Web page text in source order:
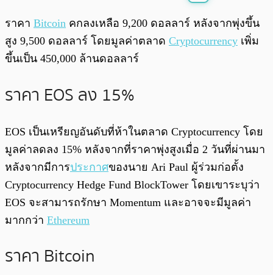
0:00 0:00
ราคา Bitcoin คกลงเหลือ 9,200 ดอลลาร์ หลังจากพุ่งขึ้น
สูง 9,500 ดอลลาร์ โดยมูลค่าตลาด Cryptocurrency เพิ่ม
ขึ้นเป็น 450,000 ล้านดอลลาร์
ราคา EOS ลง 15%
EOS เป็นเหรียญอันดับที่ห้าในตลาด Cryptocurrency โดย
มูลค่าลดลง 15% หลังจากที่ราคาพุ่งสูงเมื่อ 2 วันที่ผ่านมา
หลังจากมีการประกาศของนาย Ari Paul ผู้ร่วมก่อตั้ง
Cryptocurrency Hedge Fund BlockTower โดยเขาระบุว่า
EOS จะสามารถรักษา Momentum และอาจจะมีมูลค่า
มากกว่า Ethereum
ราคา Bitcoin